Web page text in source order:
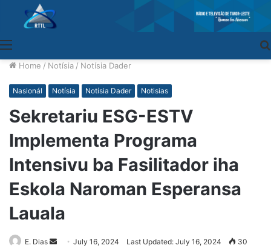
Home / Notísia / Notísia Dader
Nasionál Notísia Notísia Dader Notisias
Sekretariu ESG-ESTV
Implementa Programa
Intensivu ba Fasilitador iha
Eskola Naroman Esperansa
Lauala
E. Dias
SendJuly 16, 2024 Last Updated: July 16, 2024 30